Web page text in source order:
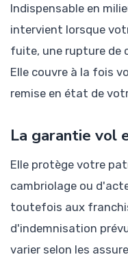
Indispensable en
intervient lorsque
fuite, une rupture de
Elle couvre à la fois
remise en état de
La garantie vol
Elle protège votre
cambriolage ou
toutefois aux
d'indemnisation
varier selon les